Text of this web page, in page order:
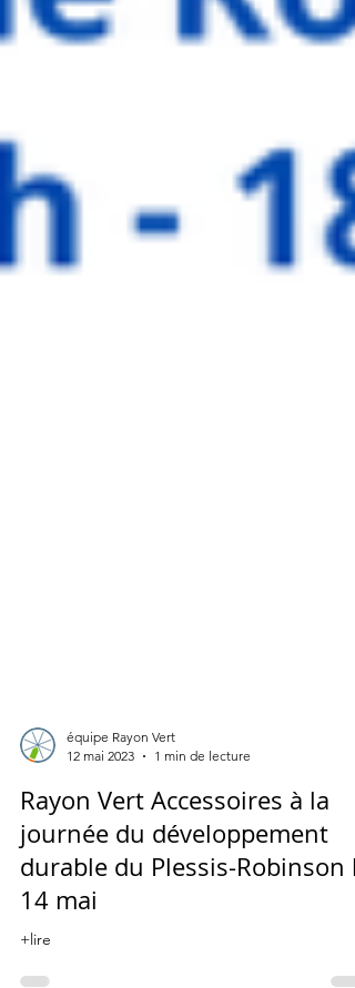
équipe Rayon Vert
12 mai 2023
1 min de lecture
Rayon Vert Accessoires à la
journée du développement
durable du Plessis-Robinson le
14 mai